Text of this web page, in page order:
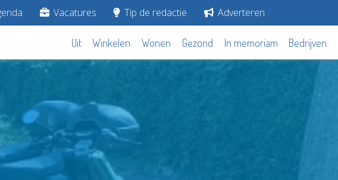
Vacatures Tip de redactie Adverteren
Uit Winkelen Wonen Gezond In memoriam Bedrijven